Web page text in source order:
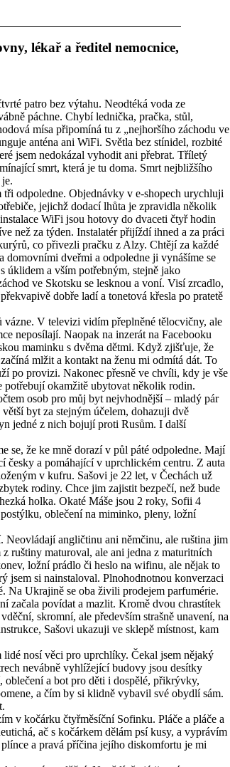
lékař a ředitel nemocnice,
patro bez výtahu. Neodtéká voda ze
páchne. Chybí lednička, pračka, stůl,
mísa připomíná tu z „nejhoršího záchodu ve
anténa ani WiFi. Světla bez stínidel, rozbité
jsem nedokázal vyhodit ani přebrat. Tříletý
smrt, která je tu doma. Smrt nejbližšího
odpoledne. Objednávky v e-shopech urychluji
jejichž dodací lhůta je zpravidla několik
WiFi jsou hotovy do dvaceti čtyř hodin
než za týden. Instalatér přijíždí ihned a za práci
co přivezli pračku z Alzy. Chtějí za každé
domovními dveřmi a odpoledne ji vynášíme se
úklidem a vším potřebným, stejně jako
ve Skotsku se lesknou a voní. Visí zrcadlo,
dobře ladí a tonetová křesla po pratetě
V televizi vidím přeplněné tělocvičny, ale
neposílají. Naopak na inzerát na Facebooku
maminku s dvěma dětmi. Když zjišťuje, že
mlžit a kontakt na ženu mi odmítá dát. To
po provizi. Nakonec přesně ve chvíli, kdy je vše
potřebují okamžitě ubytovat několik rodin.
osob pro můj byt nejvhodnější – mladý pár
byt za stejným účelem, dohazuji dvě
jedné z nich bojují proti Rusům. I další
se, že ke mně dorazí v půl páté odpoledne. Mají
a pomáhající v uprchlickém centru. Z auta
v kufru. Sašovi je 22 let, v Čechách už
rodiny. Chce jim zajistit bezpečí, než bude
holka. Okaté Máše jsou 2 roky, Sofii 4
oblečení na miminko, pleny, ložní
Neovládají angličtinu ani němčinu, ale ruština jim
ruštiny maturoval, ale ani jedna z maturitních
ložní prádlo či heslo na wifinu, ale nějak to
jsem si nainstaloval. Plnohodnotnou konverzaci
Na Ukrajině se oba živili prodejem parfumérie.
začala povídat a mazlit. Kromě dvou chrastítek
skromní, ale především strašně unavení, na
Sašovi ukazuji ve sklepě místnost, kam
nosí věci pro uprchlíky. Čekal jsem nějaký
nevábně vyhlížející budovy jsou desítky
oblečení a bot pro děti i dospělé, přikrývky,
a čím by si klidně vybavil své obydlí sám.
v kočárku čtyřměsíční Sofinku. Pláče a pláče a
ač s kočárkem dělám psí kusy, a vyprávím
a pravá příčina jejího diskomfortu je mi